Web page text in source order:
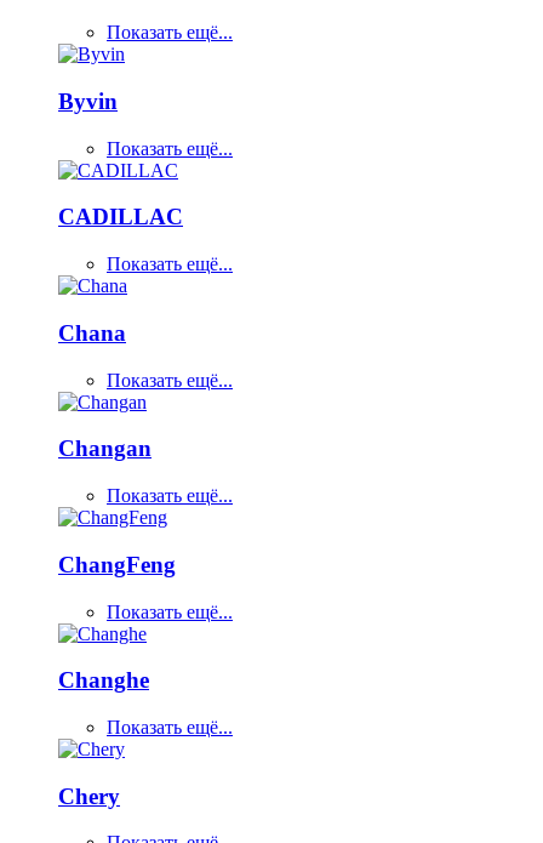
Показать ещё...
Byvin
Показать ещё...
CADILLAC
Показать ещё...
Chana
Показать ещё...
Changan
Показать ещё...
ChangFeng
Показать ещё...
Changhe
Показать ещё...
Chery